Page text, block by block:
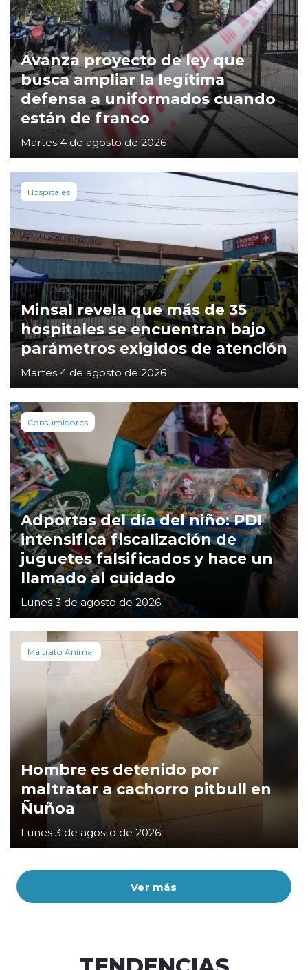
Ver más
Avanza proyecto de ley que
busca ampliar la legítima
defensa a uniformados cuando
están de franco
Martes 4 de agosto de 2026
Hospitales
Minsal revela que más de 35
hospitales se encuentran bajo
parámetros exigidos de atención
Martes 4 de agosto de 2026
Consumidores
Adportas del día del niño: PDI
intensifica fiscalización de
juguetes falsificados y hace un
llamado al cuidado
Lunes 3 de agosto de 2026
Maltrato Animal
Hombre es detenido por
maltratar a cachorro pitbull en
Ñuñoa
Lunes 3 de agosto de 2026